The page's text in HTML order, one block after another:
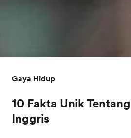
Gaya Hidup
10 Fakta Unik
Inggris